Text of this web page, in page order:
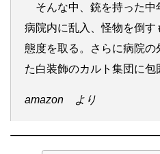
そんな中、銃を持った中
病院内に乱入、怪物を倒
態度を取る。さらに病院の
た白装飾のカルト集団に包
amazon より